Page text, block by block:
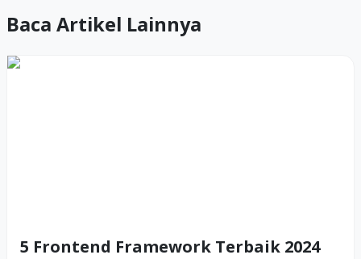
Baca Artikel Lainnya
5 Frontend Framework Terbaik 2024